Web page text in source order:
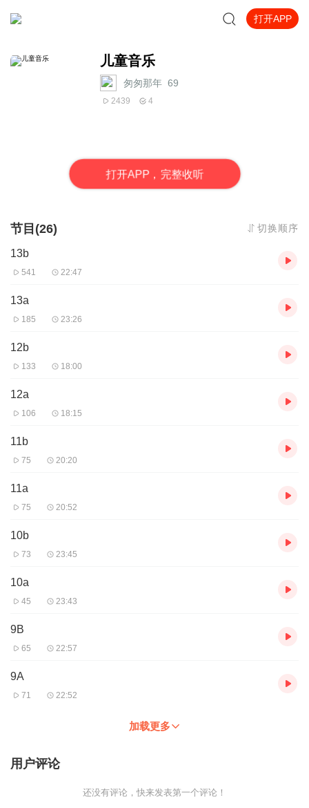
打开APP
儿童音乐
匆匆那年_69
2439 4
打开APP，完整收听
节目(26) 切换顺序
13b
541 22:47
13a
185 23:26
12b
133 18:00
12a
106 18:15
11b
75 20:20
11a
75 20:52
10b
73 23:45
10a
45 23:43
9B
65 22:57
9A
71 22:52
加载更多
用户评论
还没有评论，快来发表第一个评论！